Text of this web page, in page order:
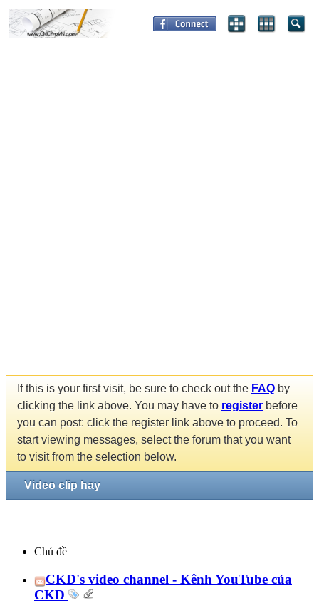
If this is your first visit, be sure to check out the FAQ by
clicking the link above. You may have to register before
you can post: click the register link above to proceed. To
start viewing messages, select the forum that you want
to visit from the selection below.
Video clip hay
Chủ đề
CKD's video channel - Kênh YouTube của
CKD